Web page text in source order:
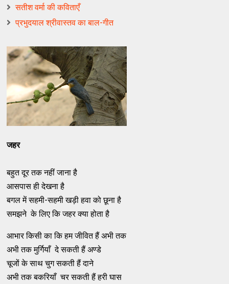
सतीश वर्मा की कविताएँ
प्रभुदयाल श्रीवास्तव का बाल-गीत
जहर
बहुत दूर तक नहीं जाना है
आसपास ही देखना है
बगल में सहमी-सहमी खड़ी हवा को छूना है
समझने के लिए कि जहर क्या होता है
आभार किसी का कि हम जीवित हैं अभी तक
अभी तक मुर्गियाँ दे सकती हैं अण्डे
चूजों के साथ चुग सकती हैं दाने
अभी तक बकरियाँ चर सकती हैं हरी घास